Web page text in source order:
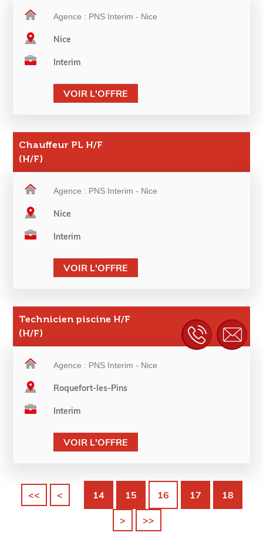
Agence : PNS Interim - Nice
Nice
Interim
VOIR L'OFFRE
Chauffeur PL H/F
(H/F)
Agence : PNS Interim - Nice
Nice
Interim
VOIR L'OFFRE
Technicien piscine H/F
(H/F)
Agence : PNS Interim - Nice
Roquefort-les-Pins
Interim
VOIR L'OFFRE
<< < 14 15 16 17 18
> >>